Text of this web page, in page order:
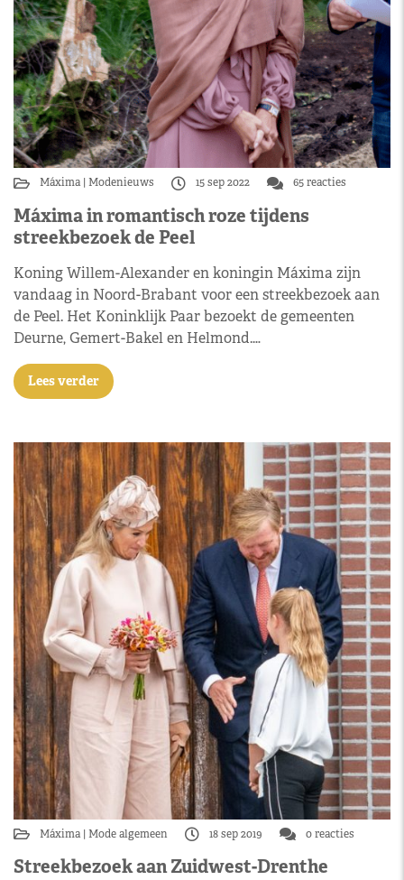
Máxima Modenieuws 15 sep 2022 65 reacties
Máxima in romantisch roze tijdens
streekbezoek de Peel
Koning Willem-Alexander en koningin Máxima zijn
vandaag in Noord-Brabant voor een streekbezoek aan
de Peel. Het Koninklijk Paar bezoekt de gemeenten
Deurne, Gemert-Bakel en Helmond.…
Lees verder
Máxima Mode algemeen 18 sep 2019 0 reacties
Streekbezoek aan Zuidwest-Drenthe